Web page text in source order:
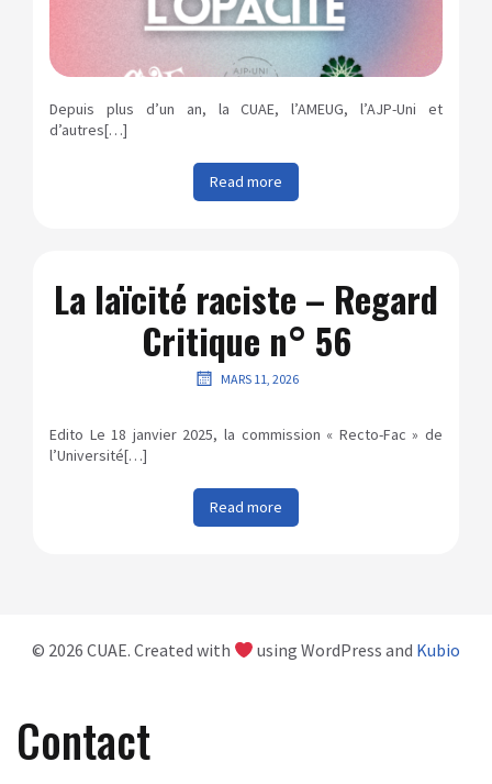
Depuis plus d’un an, la CUAE, l’AMEUG, l’AJP-Uni et
d’autres[…]
Read more
La laïcité raciste – Regard
Critique n° 56
MARS 11, 2026
Edito Le 18 janvier 2025, la commission « Recto-Fac » de
l’Université[…]
Read more
© 2026 CUAE. Created with using WordPress and Kubio
Contact